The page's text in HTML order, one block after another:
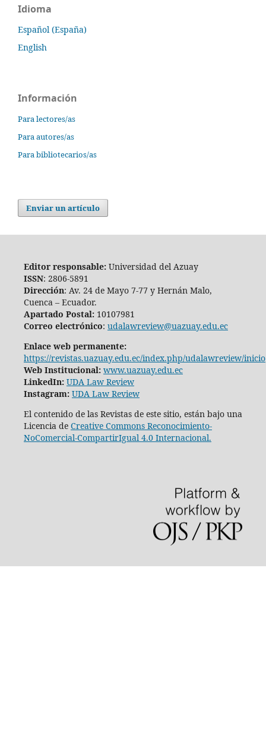
Idioma
Español (España)
English
Información
Para lectores/as
Para autores/as
Para bibliotecarios/as
Enviar un artículo
Editor responsable:Universidad del Azuay
ISSN: 2806-5891
Dirección: Av. 24 de Mayo 7-77 y Hernán Malo,
Cuenca – Ecuador.
Apartado Postal:10107981
Correo electrónico: udalawreview@uazuay.edu.ec
Enlace web permanente:
https://revistas.uazuay.edu.ec/index.php/udalawreview/inicio
Web Institucional: www.uazuay.edu.ec
LinkedIn: UDA Law Review
Instagram: UDA Law Review
El contenido de las Revistas de este sitio, están bajo una
Licencia de Creative Commons Reconocimiento-
NoComercial-CompartirIgual 4.0 Internacional.